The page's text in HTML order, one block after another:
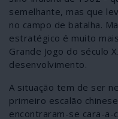
semelhante, mas que
no campo de batalha.
estratégico é muito
Grande Jogo do século
desenvolvimento.
A situação tem de ser
primeiro escalão
encontraram-se cara-a-